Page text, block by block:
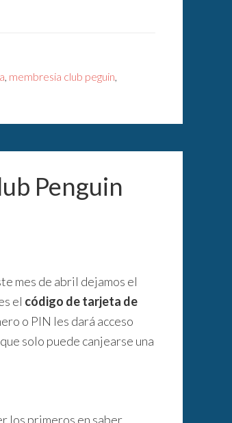
, membresia club peguin,
Penguin
mes de abril dejamos el
el código de tarjeta de
o PIN les dará acceso
solo puede canjearse una
los primeros en saber